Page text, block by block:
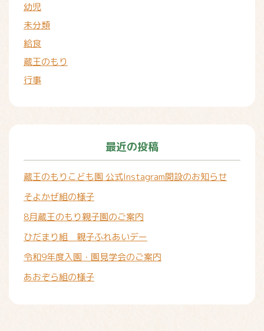
幼児
未分類
給食
蔵王のもり
行事
最近の投稿
蔵王のもりこども園 公式Instagram開設のお知らせ
そよかぜ組の様子
8月蔵王のもり親子園のご案内
ひだまり組 親子ふれあいデー
令和9年度入園・園見学会のご案内
あおぞら組の様子